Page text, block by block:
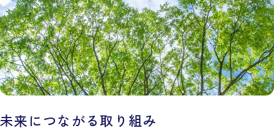
未来につながる取り組み